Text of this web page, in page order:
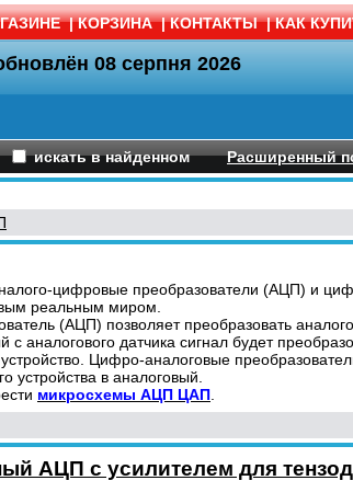
| КОРЗИНА | КОНТАКТЫ | КАК
08 серпня 2026
искать в найденном Расширенный
цифровые преобразователи (АЦП) и
реальным миром.
(АЦП) позволяет преобразовать
с аналогового датчика сигнал будет
Цифро-аналоговые
устройства в аналоговый.
микросхемы АЦП ЦАП
АЦП с усилителем для